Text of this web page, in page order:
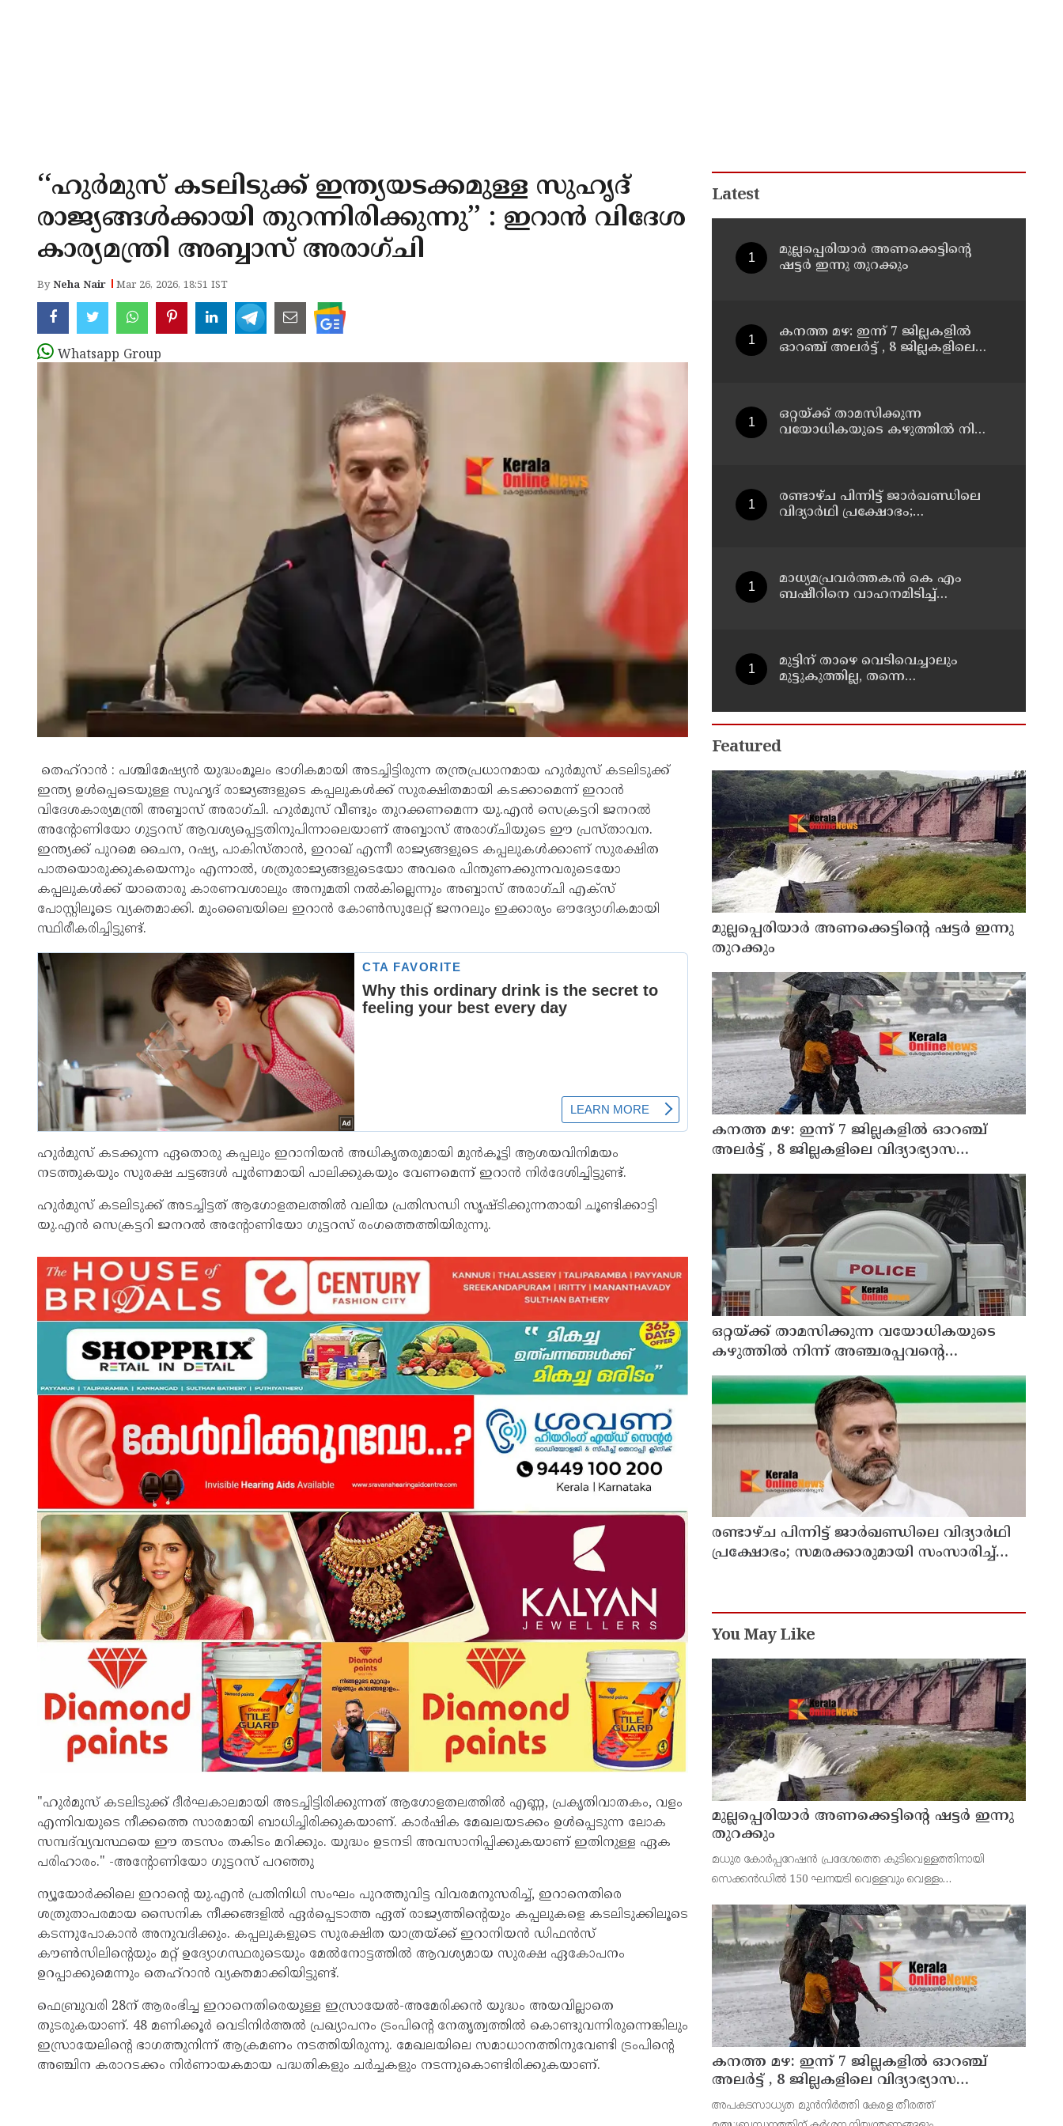
‘‘ഹുർമുസ് കടലിടുക്ക് ഇന്ത്യയടക്കമുള്ള സുഹൃദ്
രാജ്യങ്ങൾക്കായി തുറന്നിരിക്കുന്നു’’ : ഇറാൻ വിദേശ
കാര്യമന്ത്രി അബ്ബാസ് അരാഗ്ചി
ByNeha Nair Mar 26, 2026, 18:51 IST
Whatsapp Group
തെഹ്‌റാൻ : പശ്ചിമേഷ്യൻ യുദ്ധംമൂലം ഭാഗികമായി അടച്ചിട്ടിരുന്ന തന്ത്രപ്രധാനമായ ഹുർമുസ് കടലിടുക്ക്
ഇന്ത്യ ഉൾപ്പെടെയുള്ള സുഹൃദ് രാജ്യങ്ങളുടെ കപ്പലുകൾക്ക് സുരക്ഷിതമായി കടക്കാമെന്ന് ഇറാൻ
വിദേശകാര്യമന്ത്രി അബ്ബാസ് അരാഗ്ചി. ഹുർമുസ് വീണ്ടും തുറക്കണമെന്ന യു.എൻ സെക്രട്ടറി ജനറൽ
അന്റോണിയോ ഗുട്ടറസ് ആവശ്യപ്പെട്ടതിനുപിന്നാലെയാണ് അബ്ബാസ് അരാഗ്ചിയുടെ ഈ പ്രസ്താവന.
ഇന്ത്യക്ക് പുറമെ ചൈന, റഷ്യ, പാകിസ്താൻ, ഇറാഖ് എന്നീ രാജ്യങ്ങളുടെ കപ്പലുകൾക്കാണ് സുരക്ഷിത
പാതയൊരുക്കുകയെന്നും എന്നാൽ, ശത്രുരാജ്യങ്ങളുടെയോ അവരെ പിന്തുണക്കുന്നവരുടെയോ
കപ്പലുകൾക്ക് യാതൊരു കാരണവശാലും അനുമതി നൽകില്ലെന്നും അബ്ബാസ് അരാഗ്ചി എക്സ്
പോസ്റ്റിലൂടെ വ്യക്തമാക്കി. മുംബൈയിലെ ഇറാൻ കോൺസുലേറ്റ് ജനറലും ഇക്കാര്യം ഔദ്യോഗികമായി
സ്ഥിരീകരിച്ചിട്ടുണ്ട്.
ഹുർമുസ് കടക്കുന്ന ഏതൊരു കപ്പലും ഇറാനിയൻ അധികൃതരുമായി മുൻകൂട്ടി ആശയവിനിമയം
നടത്തുകയും സുരക്ഷ ചട്ടങ്ങൾ പൂർണമായി പാലിക്കുകയും വേണമെന്ന് ഇറാൻ നിർദേശിച്ചിട്ടുണ്ട്.
ഹുർമുസ് കടലിടുക്ക് അടച്ചിട്ടത് ആഗോളതലത്തിൽ വലിയ പ്രതിസന്ധി സൃഷ്ടിക്കുന്നതായി ചൂണ്ടിക്കാട്ടി
യു.എൻ സെക്രട്ടറി ജനറൽ അന്റോണിയോ ഗുട്ടറസ് രംഗത്തെത്തിയിരുന്നു.
"ഹുർമുസ് കടലിടുക്ക് ദീർഘകാലമായി അടച്ചിട്ടിരിക്കുന്നത് ആഗോളതലത്തിൽ എണ്ണ, പ്രകൃതിവാതകം, വളം
എന്നിവയുടെ നീക്കത്തെ സാരമായി ബാധിച്ചിരിക്കുകയാണ്. കാർഷിക മേഖലയടക്കം ഉൾപ്പെടുന്ന ലോക
സമ്പദ്‌വ്യവസ്ഥയെ ഈ തടസം തകിടം മറിക്കും. യുദ്ധം ഉടനടി അവസാനിപ്പിക്കുകയാണ് ഇതിനുള്ള ഏക
പരിഹാരം." -അന്റോണിയോ ഗുട്ടറസ് പറഞ്ഞു
ന്യൂയോർക്കിലെ ഇറാന്റെ യു.എൻ പ്രതിനിധി സംഘം പുറത്തുവിട്ട വിവരമനുസരിച്ച്, ഇറാനെതിരെ
ശത്രുതാപരമായ സൈനിക നീക്കങ്ങളിൽ ഏർപ്പെടാത്ത ഏത് രാജ്യത്തിന്റെയും കപ്പലുകളെ കടലിടുക്കിലൂടെ
കടന്നുപോകാൻ അനുവദിക്കും. കപ്പലുകളുടെ സുരക്ഷിത യാത്രയ്ക്ക് ഇറാനിയൻ ഡിഫൻസ്
കൗൺസിലിന്റെയും മറ്റ് ഉദ്യോഗസ്ഥരുടെയും മേൽനോട്ടത്തിൽ ആവശ്യമായ സുരക്ഷ ഏകോപനം
ഉറപ്പാക്കുമെന്നും തെഹ്‌റാൻ വ്യക്തമാക്കിയിട്ടുണ്ട്.
ഫെബ്രുവരി 28ന് ആരംഭിച്ച ഇറാനെതിരെയുള്ള ഇസ്രായേൽ-അമേരിക്കൻ യുദ്ധം അയവില്ലാതെ
തുടരുകയാണ്. 48 മണിക്കൂർ വെടിനിർത്തൽ പ്രഖ്യാപനം ട്രംപിന്റെ നേതൃത്വത്തിൽ കൊണ്ടുവന്നിരുന്നെങ്കിലും
ഇസ്രായേലിന്റെ ഭാഗത്തുനിന്ന് ആക്രമണം നടത്തിയിരുന്നു. മേഖലയിലെ സമാധാനത്തിനുവേണ്ടി ട്രംപിന്റെ
അഞ്ചിന കരാറടക്കം നിർണായകമായ പദ്ധതികളും ചർച്ചകളും നടന്നുകൊണ്ടിരിക്കുകയാണ്.
Latest
മുല്ലപ്പെരിയാര്‍ അണക്കെട്ടിന്റെ
ഷട്ടര്‍ ഇന്നു തുറക്കും
കനത്ത മഴ: ഇന്ന് 7 ജില്ലകളില്‍
ഓറഞ്ച് അലര്‍ട്ട് , 8 ജില്ലകളിലെ
ഒറ്റയ്ക്ക് താമസിക്കുന്ന
വയോധികയുടെ കഴുത്തില്‍ നിന്ന്
രണ്ടാഴ്ച പിന്നിട്ട് ജാര്‍ഖണ്ഡിലെ
വിദ്യാര്‍ഥി പ്രക്ഷോഭം;
മാധ്യമപ്രവര്‍ത്തകന്‍ കെ എം
ബഷീറിനെ വാഹനമിടിച്ച്
മുട്ടിന് താഴെ വെടിവെച്ചാലും
മുട്ടുകുത്തില്ല, തന്നെ
വീണ്ടും പോസ്റ്റുമായി അര്‍ജുന്‍
ആയങ്കി
Featured
മുല്ലപ്പെരിയാര്‍ അണക്കെട്ടിന്റെ ഷട്ടര്‍ ഇന്നു
തുറക്കും
കനത്ത മഴ: ഇന്ന് 7 ജില്ലകളില്‍ ഓറഞ്ച്
അലര്‍ട്ട് , 8 ജില്ലകളിലെ വിദ്യാഭ്യാസ
സ്ഥാപനങ്ങള്‍ക്ക് അവധി
ഒറ്റയ്ക്ക് താമസിക്കുന്ന വയോധികയുടെ
കഴുത്തില്‍ നിന്ന് അഞ്ചരപ്പവന്റെ
സ്വര്‍ണമാല പൊട്ടിച്ചെടുത്തു; പ്രതി പിടിയില്‍
രണ്ടാഴ്ച പിന്നിട്ട് ജാര്‍ഖണ്ഡിലെ വിദ്യാര്‍ഥി
പ്രക്ഷോഭം; സമരക്കാരുമായി സംസാരിച്ച്
You May Like
മുല്ലപ്പെരിയാര്‍ അണക്കെട്ടിന്റെ ഷട്ടര്‍ ഇന്നു
തുറക്കും
മധുര കോര്‍പ്പറേഷന്‍ പ്രദേശത്തെ കുടിവെള്ളത്തിനായി
സെക്കന്‍ഡില്‍ 150 ഘനയടി വെള്ളവും വെള്ളം
കനത്ത മഴ: ഇന്ന് 7 ജില്ലകളില്‍ ഓറഞ്ച്
അലര്‍ട്ട് , 8 ജില്ലകളിലെ വിദ്യാഭ്യാസ
സ്ഥാപനങ്ങള്‍ക്ക് അവധി
അപകടസാധ്യത മുന്‍നിര്‍ത്തി കേരള തീരത്ത്